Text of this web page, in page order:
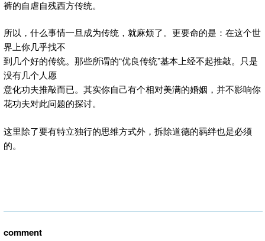
裤的自虐自残西方传统。
所以，什么事情一旦成为传统，就麻烦了。更要命的是：在这个世
界上你几乎找不
到几个好的传统。那些所谓的“优良传统”基本上经不起推敲。只是
没有几个人愿
意化功夫推敲而已。其实你自己有个相对美满的婚姻，并不影响你
花功夫对此问题的探讨。
这里除了要有特立独行的思维方式外，拆除道德的羁绊也是必须
的。
comment